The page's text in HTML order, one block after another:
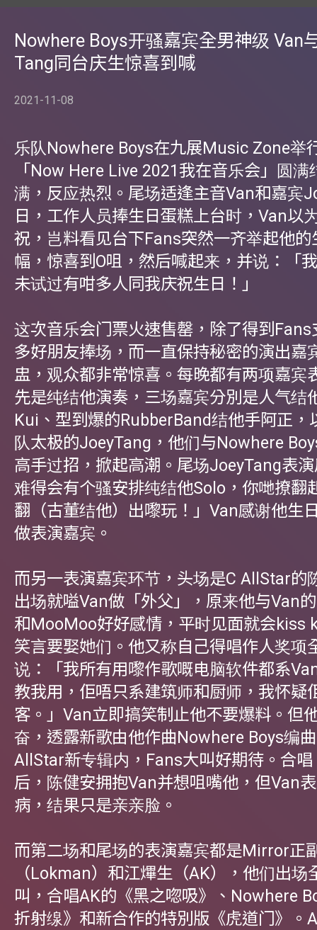
Nowhere Boys开骚嘉宾全男神级 Van
Tang同台庆生惊喜到喊
2021-11-08
乐队Nowhere Boys在九展Music Zone举
「Now Here Live 2021我在音乐会」圆
满，反应热烈。尾场适逢主音Van和嘉宾
日，工作人员捧生日蛋糕上台时，Van以
祝，岂料看见台下Fans突然一齐举起他的
幅，惊喜到O咀，然后喊起来，并说：「
未试过有咁多人同我庆祝生日！」
这次音乐会门票火速售罄，除了得到Fans
多好朋友捧场，而一直保持秘密的演出嘉
盅，观众都非常惊喜。每晚都有两项嘉宾
先是纯结他演奏，三场嘉宾分別是人气结
Kui、型到爆的RubberBand结他手阿正，
队太极的JoeyTang，他们与Nowhere
高手过招，掀起高潮。尾场JoeyTang表
难得会有个骚安排纯结他Solo，你哋撩翻
翻（古董结他）出嚟玩！」Van感谢他生
做表演嘉宾。
而另一表演嘉宾环节，头场是C AllStar的
出场就嗌Van做「外父」，原来他与Van
和MooMoo好好感情，平时见面就会kiss
笑言要娶她们。他又称自己得唱作人奖项
说：「我所有用嚟作歌嘅电脑软件都系
教我用，佢唔只系建筑师和厨师，我怀疑
客。」Van立即搞笑制止他不要爆料。但
奋，透露新歌由他作曲Nowhere Boys编
AllStar新专辑内，Fans大叫好期待。合
后，陈健安拥抱Van并想咀嘴他，但Van
病，结果只是亲亲脸。
而第二场和尾场的表演嘉宾都是Mirror正
（Lokman）和江熚生（AK），他们出场
叫，合唱AK的《黑之唿吸》、Nowhere
折射缐》和新合作的特別版《虎道门》。